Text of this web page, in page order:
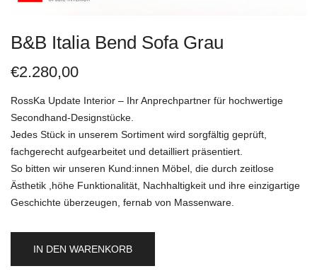
B&B Italia Bend Sofa Grau
€2.280,00
RossKa Update Interior – Ihr Anprechpartner für hochwertige
Secondhand-Designstücke.
Jedes Stück in unserem Sortiment wird sorgfältig geprüft,
fachgerecht aufgearbeitet und detailliert präsentiert.
So bitten wir unseren Kund:innen Möbel, die durch zeitlose
Ästhetik ,höhe Funktionalität, Nachhaltigkeit und ihre einzigartige
Geschichte überzeugen, fernab von Massenware.
IN DEN WARENKORB